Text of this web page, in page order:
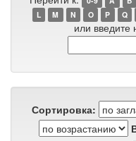
L
M N O P Q
или введите
Сортировка: